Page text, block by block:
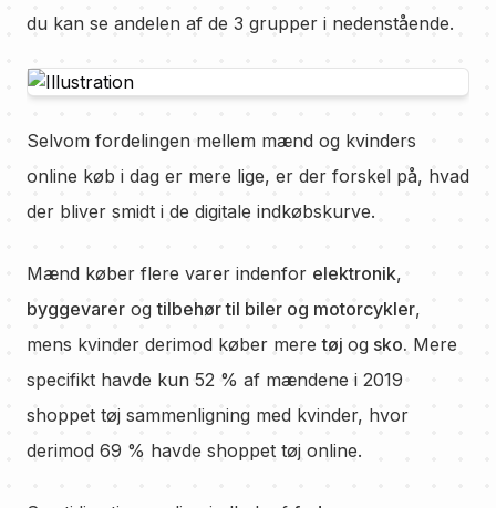
du kan se andelen af de 3 grupper i nedenstående.
Selvom fordelingen mellem mænd og kvinders
online køb i dag er mere lige, er der forskel på, hvad
der bliver smidt i de digitale indkøbskurve.
Mænd køber flere varer indenfor elektronik,
byggevarer ogtilbehør til biler og motorcykler,
mens kvinder derimod køber meretøj og sko. Mere
specifikt havde kun 52 % af mændene i 2019
shoppet tøj sammenligning med kvinder, hvor
derimod 69 % havde shoppet tøj online.